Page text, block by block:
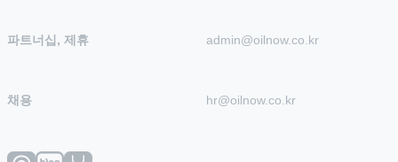
파트너십, 제휴 admin@oilnow.co.kr
채용 hr@oilnow.co.kr